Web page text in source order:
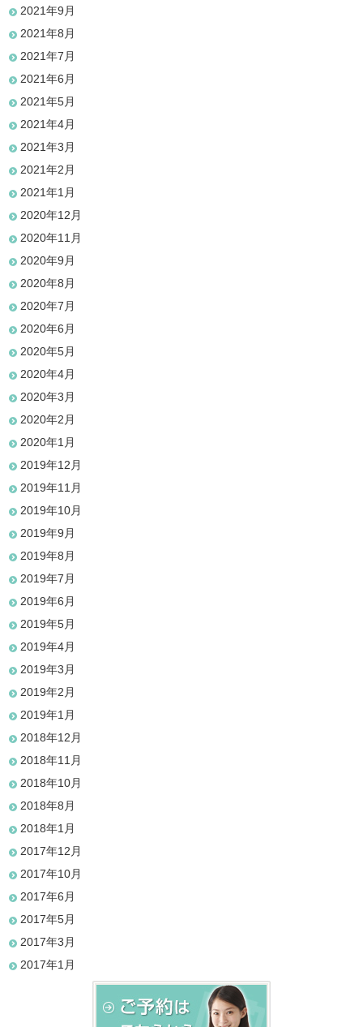
2021年9月
2021年8月
2021年7月
2021年6月
2021年5月
2021年4月
2021年3月
2021年2月
2021年1月
2020年12月
2020年11月
2020年9月
2020年8月
2020年7月
2020年6月
2020年5月
2020年4月
2020年3月
2020年2月
2020年1月
2019年12月
2019年11月
2019年10月
2019年9月
2019年8月
2019年7月
2019年6月
2019年5月
2019年4月
2019年3月
2019年2月
2019年1月
2018年12月
2018年11月
2018年10月
2018年8月
2018年1月
2017年12月
2017年10月
2017年6月
2017年5月
2017年3月
2017年1月